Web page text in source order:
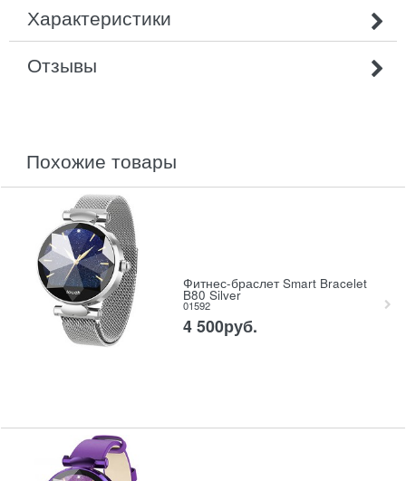
Характеристики
Отзывы
похожие товары
Фитнес-браслет Smart Bracelet
B80 Silver
01592
4 500руб.